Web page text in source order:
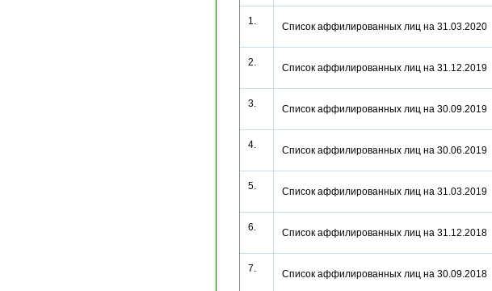
1. Список аффилированных лиц на 31.03.2020
2. Список аффилированных лиц на 31.12.2019
3. Список аффилированных лиц на 30.09.2019
4. Список аффилированных лиц на 30.06.2019
5. Список аффилированных лиц на 31.03.2019
6. Список аффилированных лиц на 31.12.2018
7. Список аффилированных лиц на 30.09.2018